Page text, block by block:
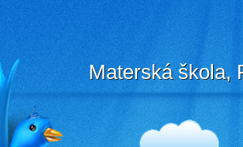
Materská škola,